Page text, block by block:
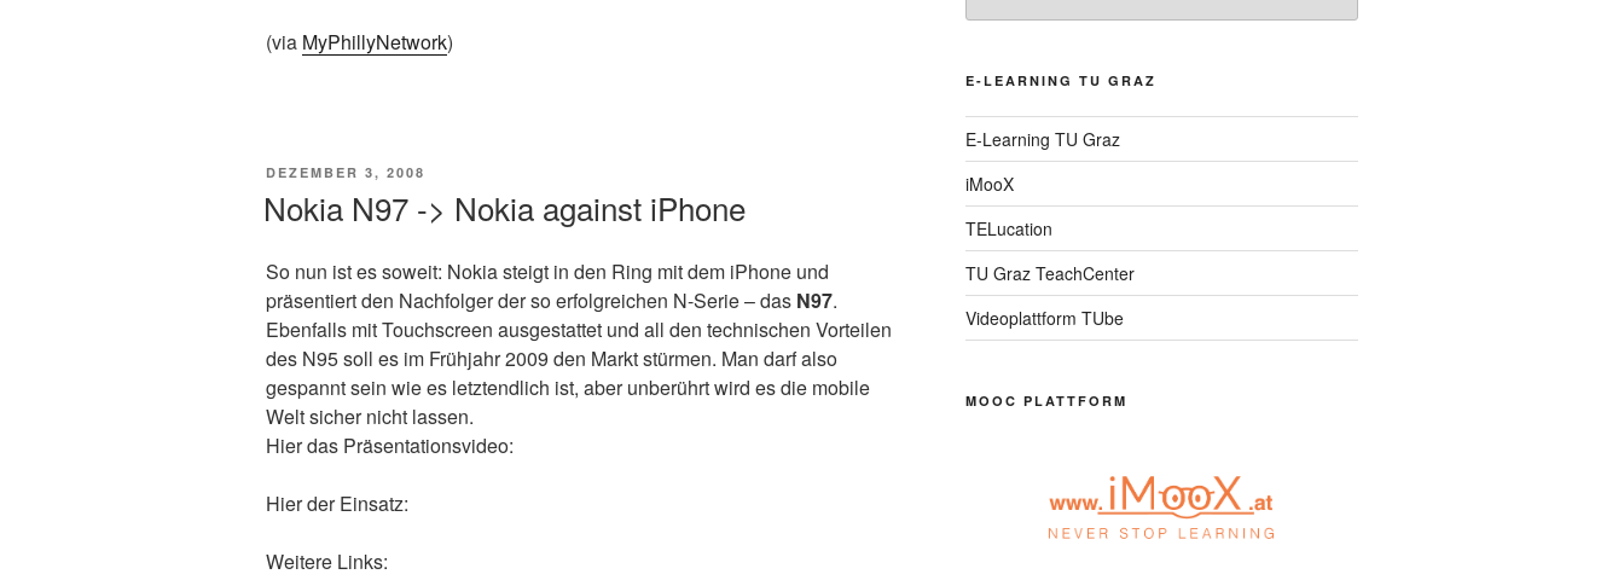
(via MyPhillyNetwork)
VERÖFFENTLICHT
DEZEMBER 3, 2008
Nokia N97 -> Nokia against iPhone
So nun ist es soweit: Nokia steigt in den Ring mit dem iPhone und
präsentiert den Nachfolger der so erfolgreichen N-Serie – das N97.
Ebenfalls mit Touchscreen ausgestattet und all den technischen Vorteilen
des N95 soll es im Frühjahr 2009 den Markt stürmen. Man darf also
gespannt sein wie es letztendlich ist, aber unberührt wird es die mobile
Welt sicher nicht lassen.
Hier das Präsentationsvideo:
Hier der Einsatz:
Weitere Links:
E-LEARNING TU GRAZ
E-Learning TU Graz
iMooX
TELucation
TU Graz TeachCenter
Videoplattform TUbe
MOOC PLATTFORM